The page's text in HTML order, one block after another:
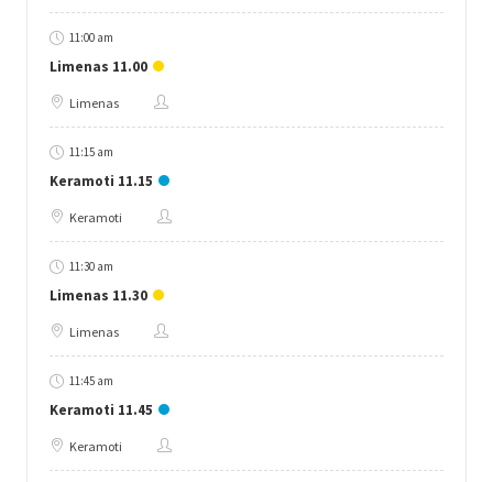
11:00 am
Limenas 11.00
Limenas
11:15 am
Keramoti 11.15
Keramoti
11:30 am
Limenas 11.30
Limenas
11:45 am
Keramoti 11.45
Keramoti